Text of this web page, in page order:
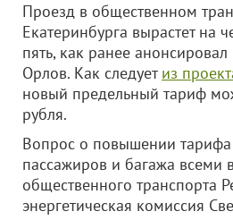
Проезд в общественном
Екатеринбурга вырастет на
пять, как ранее
Орлов. Как следуетиз
новый предельный тариф
рубля.
Вопрос о повышении тарифа
пассажиров и багажа всеми
общественного транспорта
энергетическая комиссия